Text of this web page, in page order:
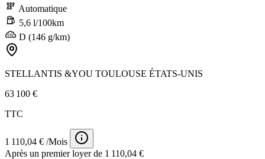
Automatique
5,6 l/100km
D (146 g/km)
STELLANTIS &YOU TOULOUSE ÉTATS-UNIS
63 100 €
TTC
1 110,04 € /Mois
Après un premier loyer de 1 110,04 €